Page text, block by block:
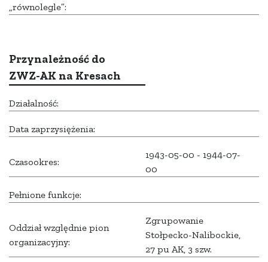
„równolegle”:
Przynależność do
ZWZ-AK na Kresach
Działalność:
Data zaprzysiężenia:
Czasookres:
1943-05-00 - 1944-07-
00
Pełnione funkcje:
Oddział względnie pion
organizacyjny:
Zgrupowanie
Stołpecko-Nalibockie,
27 pu AK, 3 szw.